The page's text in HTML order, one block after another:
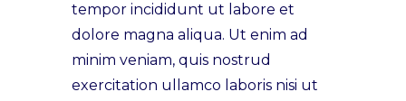
tempor incididunt ut labore et
dolore magna aliqua. Ut enim ad
minim veniam, quis nostrud
exercitation ullamco laboris nisi ut